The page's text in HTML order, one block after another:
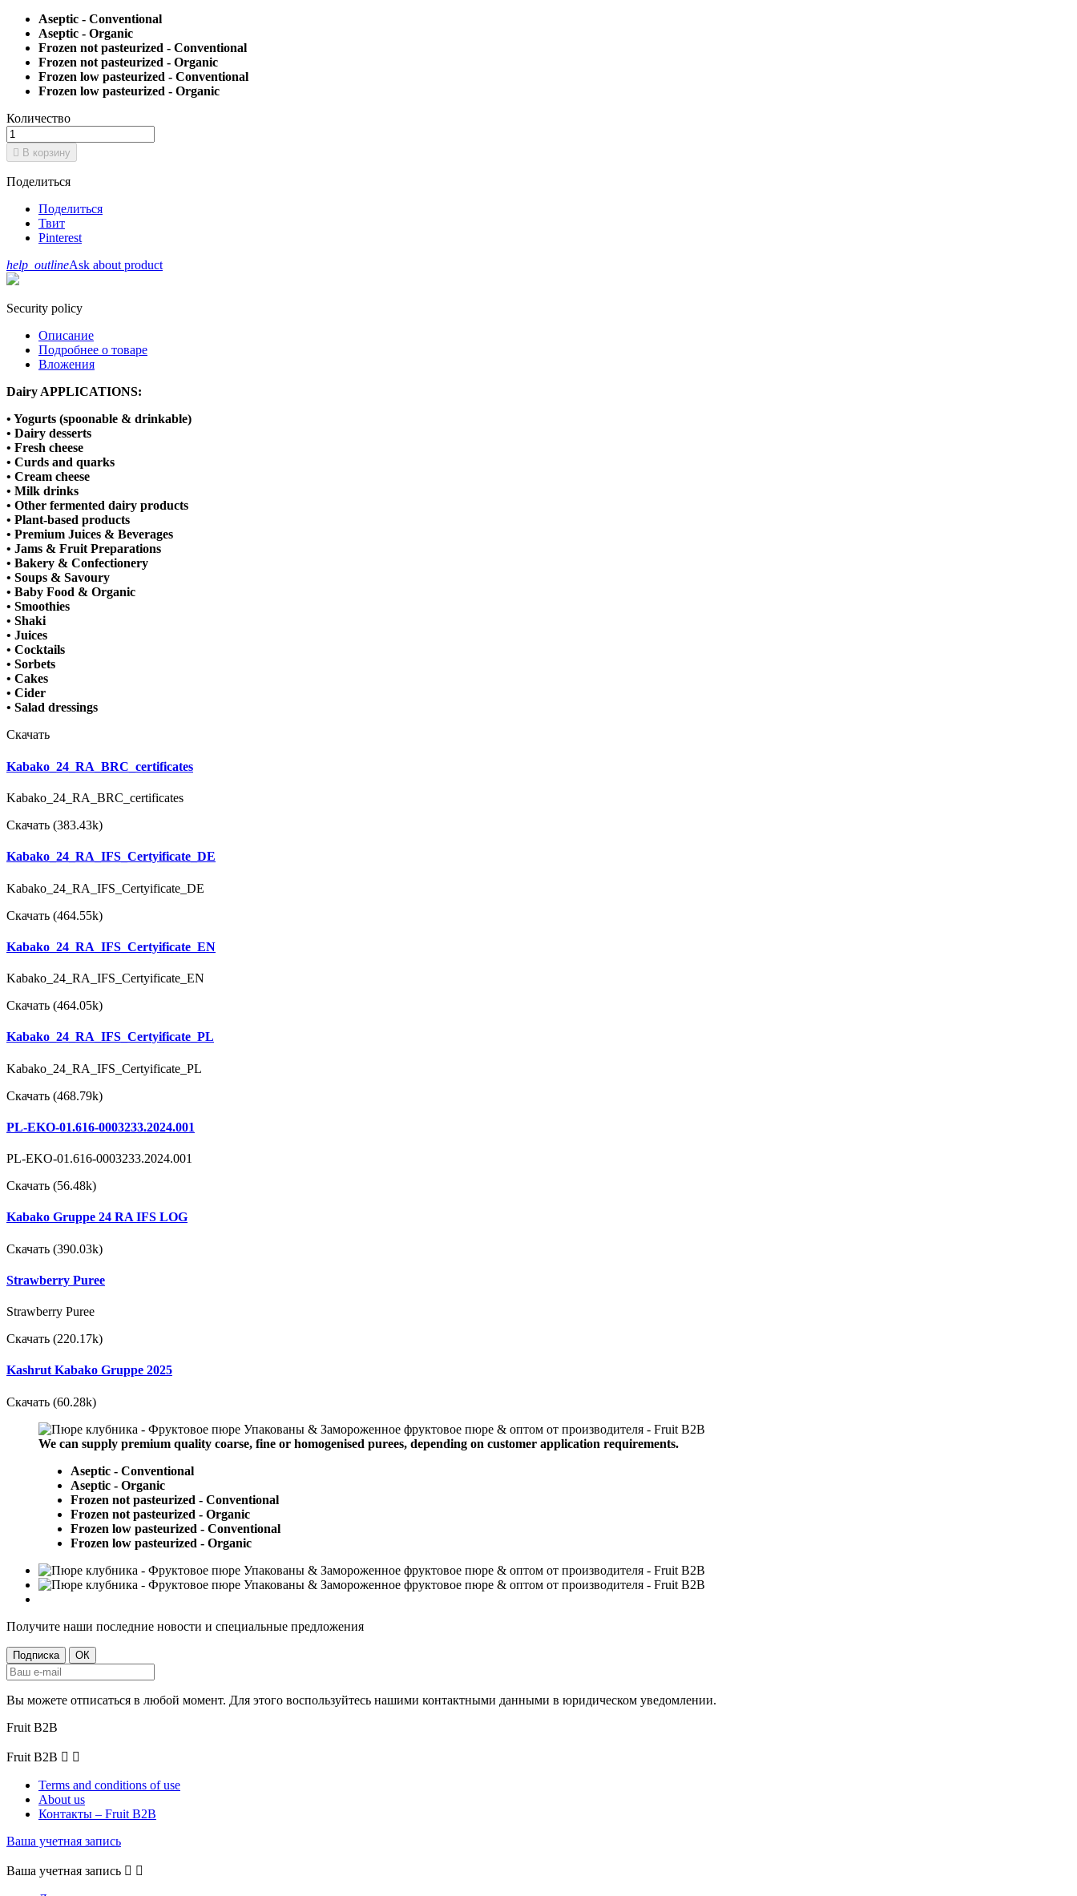
Aseptic - Conventional
Aseptic - Organic
Frozen not pasteurized - Conventional
Frozen not pasteurized - Organic
Frozen low pasteurized - Conventional
Frozen low pasteurized - Organic
Количество
 В корзину
Поделиться
Поделиться
Твит
Pinterest
help_outlineAsk about product
Security policy
Описание
Подробнее о товаре
Вложения
Dairy APPLICATIONS:
• Yogurts (spoonable & drinkable)
• Dairy desserts
• Fresh cheese
• Curds and quarks
• Cream cheese
• Milk drinks
• Other fermented dairy products
• Plant-based products
• Premium Juices & Beverages
• Jams & Fruit Preparations
• Bakery & Confectionery
• Soups & Savoury
• Baby Food & Organic
• Smoothies
• Shaki
• Juices
• Cocktails
• Sorbets
• Cakes
• Cider
• Salad dressings
Скачать
Kabako_24_RA_BRC_certificates
Kabako_24_RA_BRC_certificates
Скачать (383.43k)
Kabako_24_RA_IFS_Certyificate_DE
Kabako_24_RA_IFS_Certyificate_DE
Скачать (464.55k)
Kabako_24_RA_IFS_Certyificate_EN
Kabako_24_RA_IFS_Certyificate_EN
Скачать (464.05k)
Kabako_24_RA_IFS_Certyificate_PL
Kabako_24_RA_IFS_Certyificate_PL
Скачать (468.79k)
PL-EKO-01.616-0003233.2024.001
PL-EKO-01.616-0003233.2024.001
Скачать (56.48k)
Kabako Gruppe 24 RA IFS LOG
Скачать (390.03k)
Strawberry Puree
Strawberry Puree
Скачать (220.17k)
Kashrut Kabako Gruppe 2025
Скачать (60.28k)
We can supply premium quality coarse, fine or homogenised purees, depending on customer application requirements.
Aseptic - Conventional
Aseptic - Organic
Frozen not pasteurized - Conventional
Frozen not pasteurized - Organic
Frozen low pasteurized - Conventional
Frozen low pasteurized - Organic
Получите наши последние новости и специальные предложения
Вы можете отписаться в любой момент. Для этого воспользуйтесь нашими контактными данными в юридическом уведомлении.
Fruit B2B
Fruit B2B  
Terms and conditions of use
About us
Контакты – Fruit B2B
Ваша учетная запись
Ваша учетная запись  